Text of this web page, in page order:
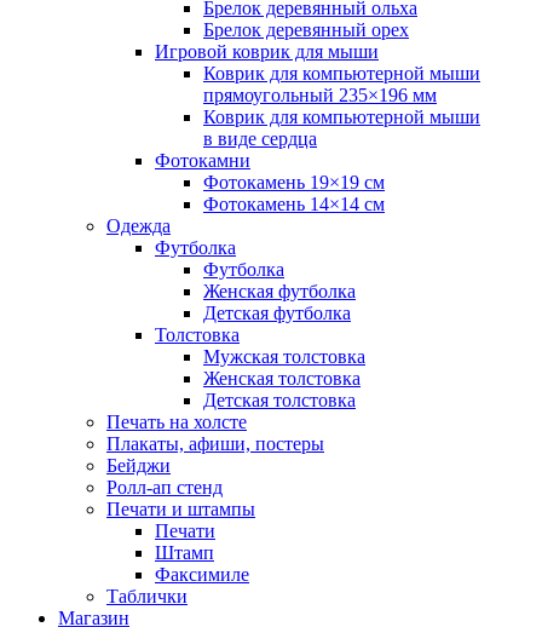
Брелок деревянный ольха
Брелок деревянный орех
Игровой коврик для мыши
Коврик для компьютерной мыши
прямоугольный 235×196 мм
Коврик для компьютерной мыши
в виде сердца
Фотокамни
Фотокамень 19×19 см
Фотокамень 14×14 см
Одежда
Футболка
Футболка
Женская футболка
Детская футболка
Толстовка
Мужская толстовка
Женская толстовка
Детская толстовка
Печать на холсте
Плакаты, афиши, постеры
Бейджи
Ролл-ап стенд
Печати и штампы
Печати
Штамп
Факсимиле
Таблички
Магазин